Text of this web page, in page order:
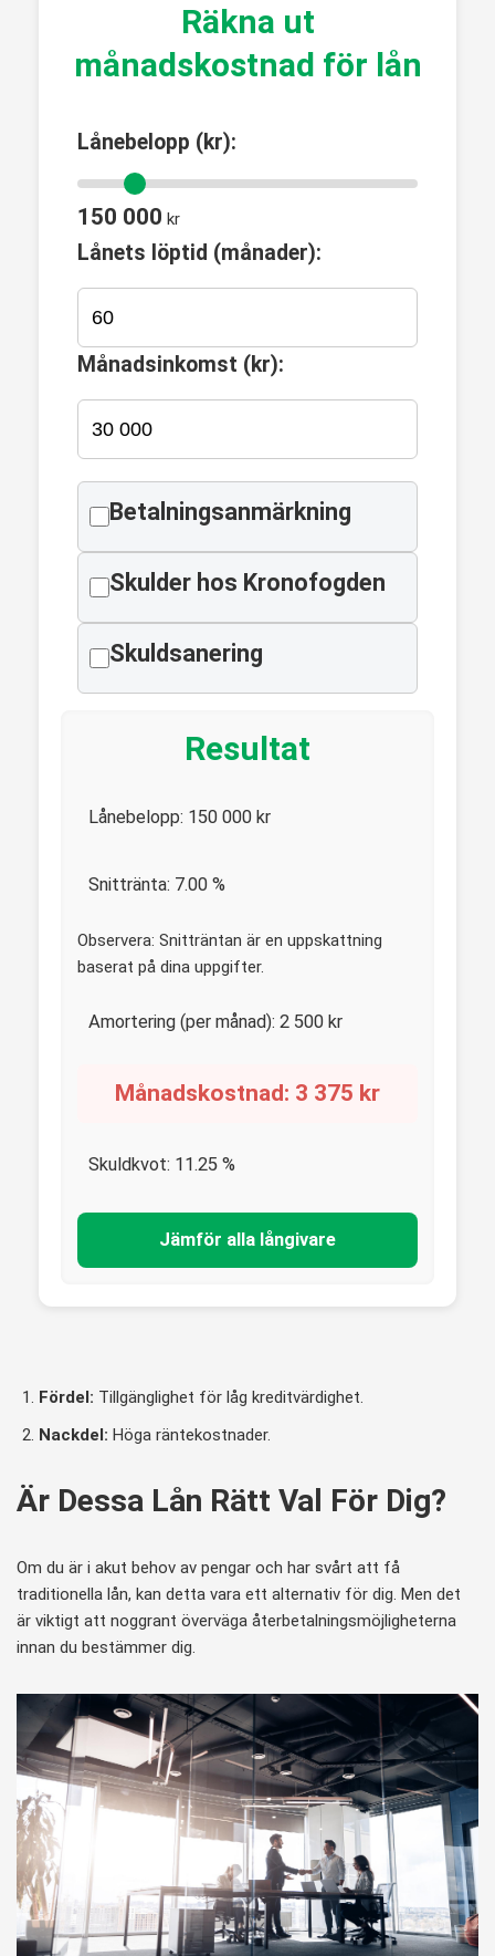
Räkna ut
månadskostnad för lån
Lånebelopp (kr):
150 000 kr
Lånets löptid (månader):
Månadsinkomst (kr):
Betalningsanmärkning
Skulder hos Kronofogden
Skuldsanering
Resultat
Lånebelopp: 150 000 kr
Snittränta: 7.00 %
Observera: Snitträntan är en uppskattning
baserat på dina uppgifter.
Amortering (per månad): 2 500 kr
Månadskostnad: 3 375 kr
Skuldkvot: 11.25 %
Jämför alla långivare
Fördel: Tillgänglighet för låg kreditvärdighet.
Nackdel: Höga räntekostnader.
Är Dessa Lån Rätt Val För Dig?
Om du är i akut behov av pengar och har svårt att få
traditionella lån, kan detta vara ett alternativ för dig. Men det
är viktigt att noggrant överväga återbetalningsmöjligheterna
innan du bestämmer dig.